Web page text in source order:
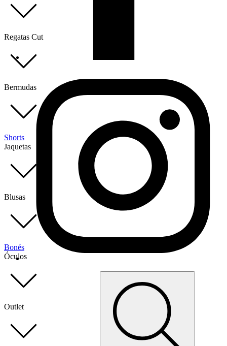
Regatas Cut
Bermudas
Shorts
Jaquetas
Blusas
Bonés
Óculos
Outlet